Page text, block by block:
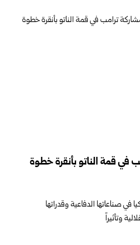
في قمة الناتو بأنقرة خطوة